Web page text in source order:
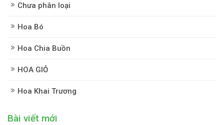
Chưa phân loại
Hoa Bó
Hoa Chia Buồn
HOA GIỎ
Hoa Khai Trương
Bài viết mới